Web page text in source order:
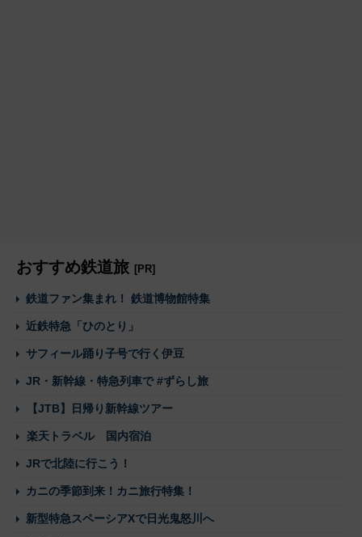
おすすめ鉄道旅 [PR]
鉄道ファン集まれ！ 鉄道博物館特集
近鉄特急「ひのとり」
サフィール踊り子号で行く伊豆
JR・新幹線・特急列車で #ずらし旅
【JTB】日帰り新幹線ツアー
楽天トラベル 国内宿泊
JRで北陸に行こう！
カニの季節到来！カニ旅行特集！
新型特急スペーシアXで日光鬼怒川へ